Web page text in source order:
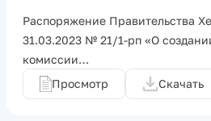
Распоряжение Правительства
31.03.2023 № 21/1-рп «О
комиссии…
Просмотр
Скачать